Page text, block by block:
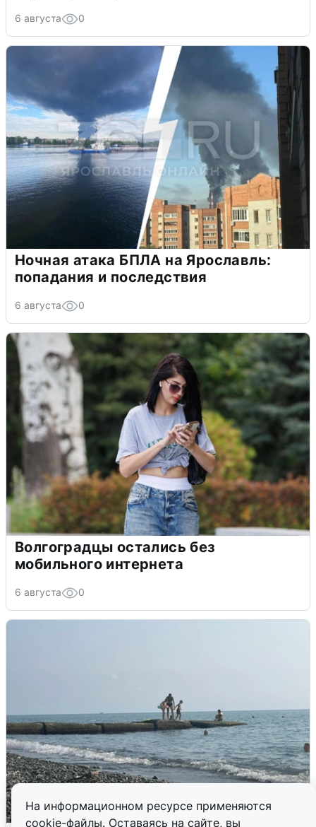
На информационном ресурсе применяются
cookie-файлы. Оставаясь на сайте, вы
6 августа 0
Ночная атака БПЛА на Ярославль:
попадания и последствия
6 августа 0
Волгоградцы остались без
мобильного интернета
6 августа 0